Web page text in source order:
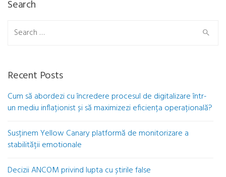
Search
Search
Recent Posts
Cum să abordezi cu încredere procesul de digitalizare într-
un mediu inflaționist și să maximizezi eficiența operațională?
Susținem Yellow Canary platformă de monitorizare a
stabilității emotionale
Decizii ANCOM privind lupta cu știrile false